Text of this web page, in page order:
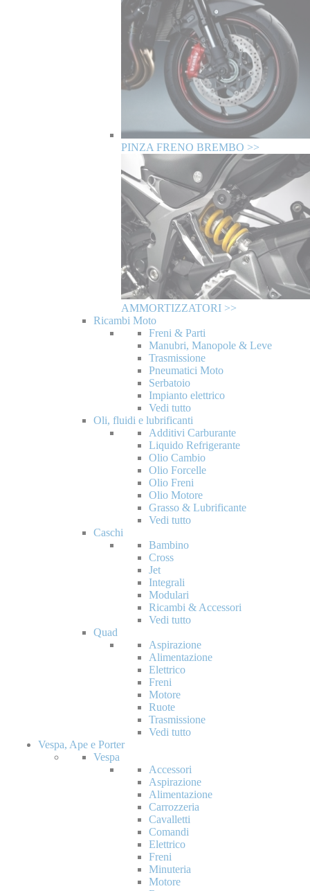
PINZA FRENO BREMBO >>
AMMORTIZZATORI >>
Ricambi Moto
Freni & Parti
Manubri, Manopole & Leve
Trasmissione
Pneumatici Moto
Serbatoio
Impianto elettrico
Vedi tutto
Oli, fluidi e lubrificanti
Additivi Carburante
Liquido Refrigerante
Olio Cambio
Olio Forcelle
Olio Freni
Olio Motore
Grasso & Lubrificante
Vedi tutto
Caschi
Bambino
Cross
Jet
Integrali
Modulari
Ricambi & Accessori
Vedi tutto
Quad
Aspirazione
Alimentazione
Elettrico
Freni
Motore
Ruote
Trasmissione
Vedi tutto
Vespa, Ape e Porter
Vespa
Accessori
Aspirazione
Alimentazione
Carrozzeria
Cavalletti
Comandi
Elettrico
Freni
Minuteria
Motore